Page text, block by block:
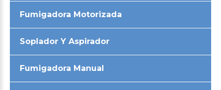
Fumigadora Motorizada
Soplador Y Aspirador
Fumigadora Manual